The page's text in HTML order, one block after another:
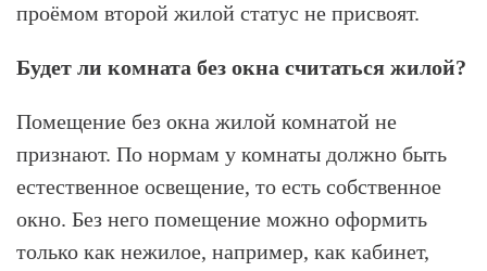
проёмом второй жилой статус не присвоят.
Будет ли комната без окна считаться жилой?
Помещение без окна жилой комнатой не
признают. По нормам у комнаты должно быть
естественное освещение, то есть собственное
окно. Без него помещение можно оформить
только как нежилое, например, как кабинет,